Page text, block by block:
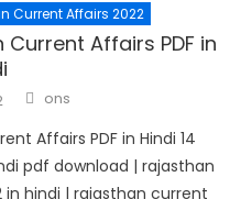
Current Affairs 2022
Affairs PDF in
Author
ons
Affairs PDF in Hindi 14
pdf download | rajasthan
hindi | rajasthan current